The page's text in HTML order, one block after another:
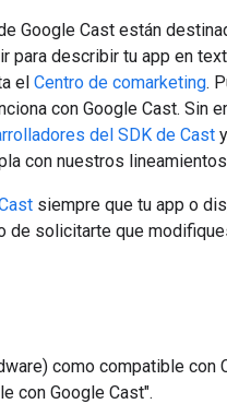
Google Cast están
para describir tu app en
el Centro de comarketing.
con Google Cast. Sin
del SDK de Cast
con nuestros
siempre que tu app o
de solicitarte que
como compatible
con Google Cast".